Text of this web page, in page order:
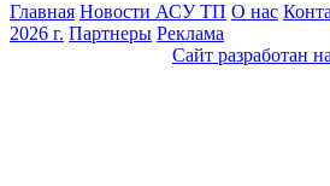
Главная Новости АСУ ТП О нас
2026 г. Партнеры Реклама
Сайт разработан